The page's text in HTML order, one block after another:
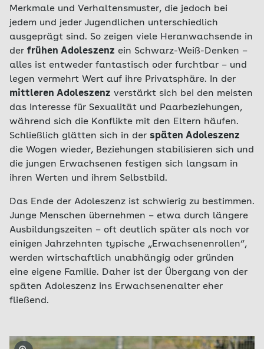
Merkmale und Verhaltensmuster, die jedoch bei
jedem und jeder Jugendlichen unterschiedlich
ausgeprägt sind. So zeigen viele Heranwachsende in
der frühen Adoleszenz ein Schwarz-Weiß-Denken –
alles ist entweder fantastisch oder furchtbar – und
legen vermehrt Wert auf ihre Privatsphäre. In der
mittleren Adoleszenz verstärkt sich bei den meisten
das Interesse für Sexualität und Paarbeziehungen,
während sich die Konflikte mit den Eltern häufen.
Schließlich glätten sich in der späten Adoleszenz
die Wogen wieder, Beziehungen stabilisieren sich und
die jungen Erwachsenen festigen sich langsam in
ihren Werten und ihrem Selbstbild.
Das Ende der Adoleszenz ist schwierig zu bestimmen.
Junge Menschen übernehmen – etwa durch längere
Ausbildungszeiten – oft deutlich später als noch vor
einigen Jahrzehnten typische „Erwachsenenrollen“,
werden wirtschaftlich unabhängig oder gründen
eine eigene Familie. Daher ist der Übergang von der
späten Adoleszenz ins Erwachsenenalter eher
fließend.